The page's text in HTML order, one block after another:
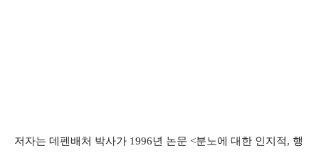
저자는 데펜배처 박사가 1996년 논문 <분노에 대한 인지적, 행